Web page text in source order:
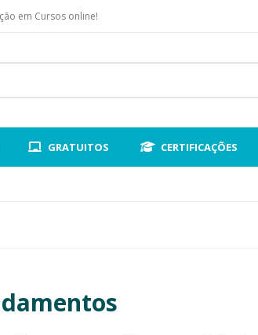
em Cursos online!
GRATUITOS CERTIFICAÇÕES